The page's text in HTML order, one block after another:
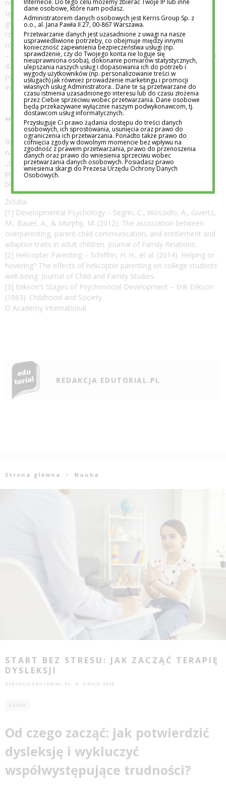
nadopiekuńczość często przejawia się w stałym kontrolowaniu,
uprzedzaniu każdej trudności i przejmowaniu inicjatywy tam,
gdzie dziecko mogłoby spróbować samodzielnie. W takiej
rzeczywistości nie ma miejsca na porażkę – a tym samym
również na naukę, która z niej płynie.
– Rolą dorosłego nie jest usuwanie wszystkich przeszkód z drogi
dziecka, ale towarzyszenie mu w ich pokonywaniu –
podsumowuje Anna Zięba, dyrektor przedszkola Academy
International Centrum
„Pozwól mi spróbować”
Rozwój nie przebiega w idealnych warunkach, dlatego
najważniejsze zdanie, jakie dziecko może usłyszeć, brzmi:
„Spróbuj sam, jestem obok”. Wtedy nasza pociecha ma
przestrzeń, by doświadczać, sprawdzać i uczyć się na własnych
błędach. A troska? To nie kontrola, tylko obecność.
Źródła:
[1] Developmental Psychology – Segrin, C., Woszidlo, A., Givertz,
M., Bauer, A., & Murphy, M. (2012). The association between
overparenting, parent-child communication, and entitlement and
adaptive traits in adult children. Journal of Family Relations.
[2] Helicopter Parenting – Schiffrin, H. H., et al. (2014). Helping or
hovering? The effects of helicopter parenting on college students’
well-being. Journal of Child and Family Studies.
[3] Erikson’s Stages of Psychosocial Development – Erik Erikson
(1963). Childhood and Society.
O Academy International
REDAKCJA EDUTORIAL.PL
Strona główna Nauka
START BEZ STRESU: JAK ZACZĄĆ TERAPIĘ
DYSLEKSJI
REDAKCJA EDUTORIAL.PL 4 MAJA 2026
NAUKA
Od czego zacząć: jak potwierdzić
dysleksję i wykluczyć
współwystępujące trudności?
dane osobowe, które nam podasz.
Administratorem danych osobowych jest Kerris Group Sp. z
o.o., al. Jana Pawła II 27, 00-867 Warszawa.
Przetwarzanie danych jest uzasadnione z uwagi na nasze
usprawiedliwione potrzeby, co obejmuje między innymi
konieczność zapewnienia bezpieczeństwa usługi (np.
sprawdzenie, czy do Twojego konta nie loguje się
nieuprawniona osoba), dokonanie pomiarów statystycznych,
ulepszania naszych usług i dopasowania ich do potrzeb i
wygody użytkowników (np. personalizowanie treści w
usługach) jak również prowadzenie marketingu i promocji
własnych usług Administratora.. Dane te są przetwarzane do
czasu istnienia uzasadnionego interesu lub do czasu złożenia
przez Ciebie sprzeciwu wobec przetwarzania. Dane osobowe
będą przekazywane wyłącznie naszym podwykonawcom, tj.
dostawcom usług informatycznych.
Przysługuje Ci prawo żądania dostępu do treści danych
osobowych, ich sprostowania, usunięcia oraz prawo do
ograniczenia ich przetwarzania. Ponadto także prawo do
cofnięcia zgody w dowolnym momencie bez wpływu na
zgodność z prawem przetwarzania, prawo do przenoszenia
danych oraz prawo do wniesienia sprzeciwu wobec
przetwarzania danych osobowych. Posiadasz prawo
wniesienia skargi do Prezesa Urzędu Ochrony Danych
Osobowych.